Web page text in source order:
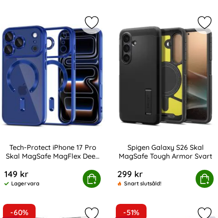
Tech-Protect iPhone 17 Pro
Skal MagSafe MagFlex Deep
149 kr
Tillgänglighet:
Lagervara
Köp
iPhone 17 Pro Skal MagSafe MagFlex Deep Blue
Markera tech-Protect iPhone 17
Spigen Galaxy S26 Skal
MagSafe Tough Armor Svart
299 kr
Snart slutsåld!
Köp
Spigen Galaxy S26 Skal
-60% -51%